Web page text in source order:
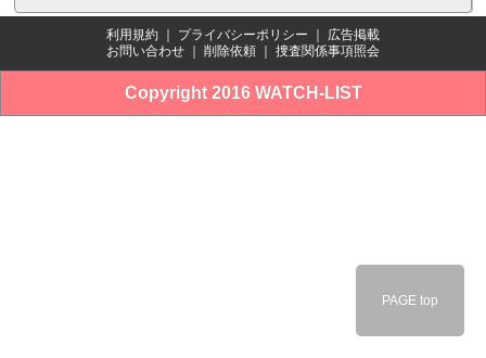
利用規約 プライバシーポリシー
広告掲載
お問い合わせ
削除依頼 捜査関係事項照会
Copyright 2016 WATCH-LIST
PAGE top